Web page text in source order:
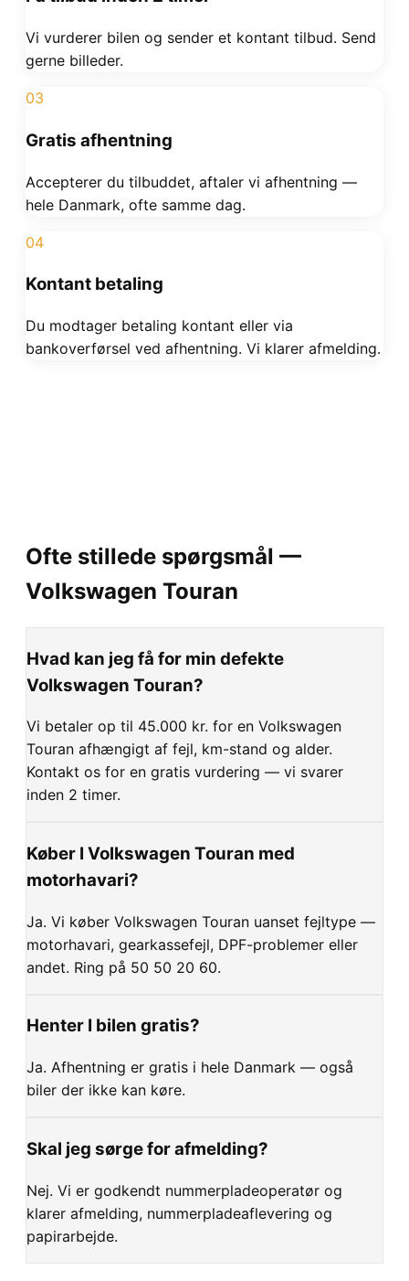
Vi vurderer bilen og sender et kontant tilbud. Send
gerne billeder.
03
Gratis afhentning
Accepterer du tilbuddet, aftaler vi afhentning —
hele Danmark, ofte samme dag.
04
Kontant betaling
Du modtager betaling kontant eller via
bankoverførsel ved afhentning. Vi klarer afmelding.
Ofte stillede spørgsmål —
Volkswagen Touran
Hvad kan jeg få for min defekte
Volkswagen Touran?
Vi betaler op til 45.000 kr. for en Volkswagen
Touran afhængigt af fejl, km-stand og alder.
Kontakt os for en gratis vurdering — vi svarer
inden 2 timer.
Køber I Volkswagen Touran med
motorhavari?
Ja. Vi køber Volkswagen Touran uanset fejltype —
motorhavari, gearkassefejl, DPF-problemer eller
andet. Ring på 50 50 20 60.
Henter I bilen gratis?
Ja. Afhentning er gratis i hele Danmark — også
biler der ikke kan køre.
Skal jeg sørge for afmelding?
Nej. Vi er godkendt nummerpladeoperatør og
klarer afmelding, nummerpladeaflevering og
papirarbejde.